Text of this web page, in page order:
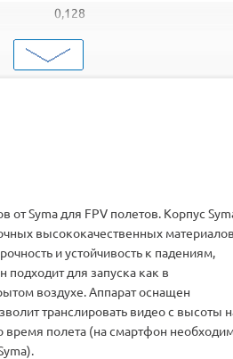
0,128
Квадрокоптеры
от Syma для FPV полетов. Корпус
высококачественных
и устойчивость к падениям,
подходит для запуска как в
воздухе. Аппарат оснащен
транслировать видео с высоты
время полета (на смартфон